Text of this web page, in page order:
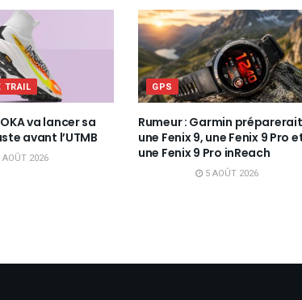
TRAIL
va lancer sa
avant l’UTMB
2026
GPS
Rumeur : Garmin préparerait
une Fenix 9, une Fenix 9 Pro
une Fenix 9 Pro inReach
5 AOÛT 2026